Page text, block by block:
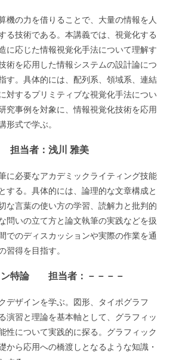
機の力を借りることで、大量の情報を人
る技術である。本講義では、視覚化する
に応じた情報視覚化手法について理解す
術を応用した情報システムの設計論につ
す。具体的には、配列系、領域系、連結
対するプリミティブな視覚化手法につい
究事例を対象に、情報視覚化技術を応用
形式で学ぶ。
当者：浅川 雅美
に必要なアカデミックライティング技能
する。具体的には、論理的な文章構成と
な言葉の使い方の学習、読解力と批判的
問いの立て方と論文執筆の実践などを扱
でのディスカッションや実際の作業を通
習得を目指す。
ン特論 担当者：－－－－
デザインを学ぶ。図形、タイポグラフ
演習と理論を基本軸として、グラフィッ
性について実践的に探る。グラフィック
から応用への橋渡しとなるような知識・